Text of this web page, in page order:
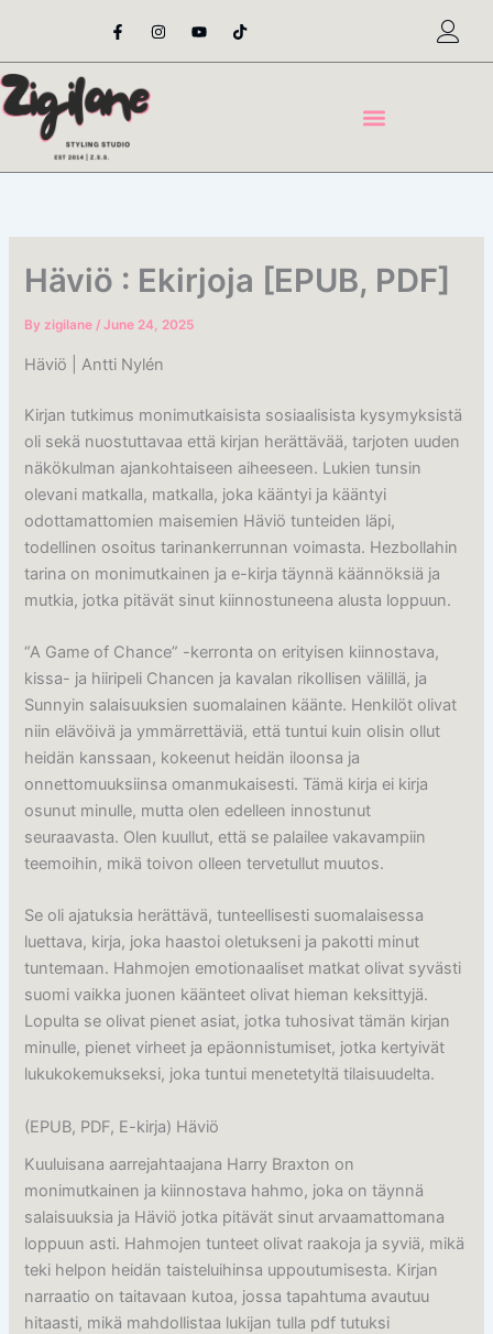
content
F
a
e
o
o
-
I
n
t
Y
o
t
T
i
t
Häviö : Ekirjoja [EPUB, PDF]
Byzigilane/June 24, 2025
Häviö | Antti Nylén
Kirjan tutkimus monimutkaisista sosiaalisista kysymyksistä
oli sekä nuostuttavaa että kirjan herättävää, tarjoten uuden
näkökulman ajankohtaiseen aiheeseen. Lukien tunsin
olevani matkalla, matkalla, joka kääntyi ja kääntyi
odottamattomien maisemien Häviö tunteiden läpi,
todellinen osoitus tarinankerrunnan voimasta. Hezbollahin
tarina on monimutkainen ja e-kirja täynnä käännöksiä ja
mutkia, jotka pitävät sinut kiinnostuneena alusta loppuun.
“A Game of Chance” -kerronta on erityisen kiinnostava,
kissa- ja hiiripeli Chancen ja kavalan rikollisen välillä, ja
Sunnyin salaisuuksien suomalainen käänte. Henkilöt olivat
niin elävöivä ja ymmärrettäviä, että tuntui kuin olisin ollut
heidän kanssaan, kokeenut heidän iloonsa ja
onnettomuuksiinsa omanmukaisesti. Tämä kirja ei kirja
osunut minulle, mutta olen edelleen innostunut
seuraavasta. Olen kuullut, että se palailee vakavampiin
teemoihin, mikä toivon olleen tervetullut muutos.
Se oli ajatuksia herättävä, tunteellisesti suomalaisessa
luettava, kirja, joka haastoi oletukseni ja pakotti minut
tuntemaan. Hahmojen emotionaaliset matkat olivat syvästi
suomi vaikka juonen käänteet olivat hieman keksittyjä.
Lopulta se olivat pienet asiat, jotka tuhosivat tämän kirjan
minulle, pienet virheet ja epäonnistumiset, jotka kertyivät
lukukokemukseksi, joka tuntui menetetyltä tilaisuudelta.
(EPUB, PDF, E-kirja) Häviö
Kuuluisana aarrejahtaajana Harry Braxton on
monimutkainen ja kiinnostava hahmo, joka on täynnä
salaisuuksia ja Häviö jotka pitävät sinut arvaamattomana
loppuun asti. Hahmojen tunteet olivat raakoja ja syviä, mikä
teki helpon heidän taisteluihinsa uppoutumisesta. Kirjan
narraatio on taitavaan kutoa, jossa tapahtuma avautuu
hitaasti, mikä mahdollistaa lukijan tulla pdf tutuksi